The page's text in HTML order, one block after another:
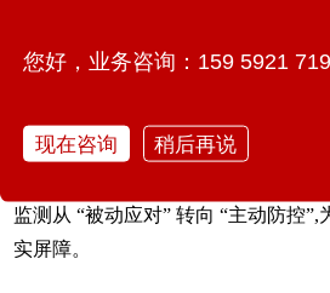
文物古桥: 采用低干预监测技术,在不
每一座桥梁都是城市交通的命脉,每
监测从 “被动应对” 转向 “主动防控
实屏障。
您好，业务咨询：159 5921
现在咨询 稍后再说